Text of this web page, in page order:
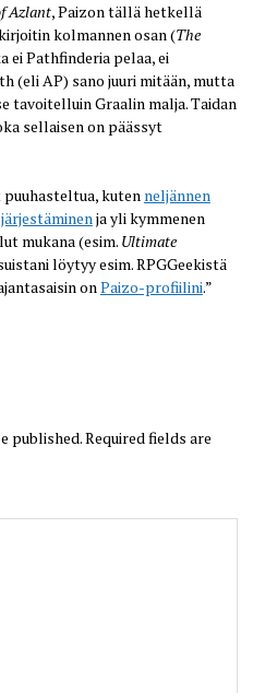
Azlant, Paizon tällä hetkellä
kolmannen osan (The
ei Pathfinderia pelaa, ei
(eli AP) sano juuri mitään, mutta
tavoitelluin Graalin malja. Taidan
sellaisen on päässyt
kuten neljännen
ja yli kymmenen
mukana (esim. Ultimate
löytyy esim. RPGGeekistä
onPaizo-profiilini.”
published.Required fields are